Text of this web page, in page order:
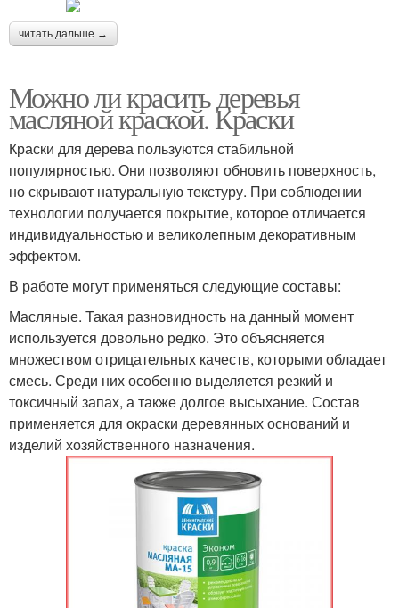
читать дальше →
Можно ли красить деревья
масляной краской. Краски
Краски для дерева пользуются стабильной
популярностью. Они позволяют обновить поверхность,
но скрывают натуральную текстуру. При соблюдении
технологии получается покрытие, которое отличается
индивидуальностью и великолепным декоративным
эффектом.
В работе могут применяться следующие составы:
Масляные. Такая разновидность на данный момент
используется довольно редко. Это объясняется
множеством отрицательных качеств, которыми обладает
смесь. Среди них особенно выделяется резкий и
токсичный запах, а также долгое высыхание. Состав
применяется для окраски деревянных оснований и
изделий хозяйственного назначения.